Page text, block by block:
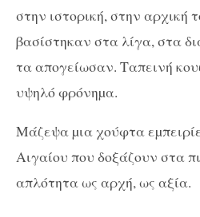
στην ιστορική, στην αρχική
βασίστηκαν στα λίγα, στα
τα απογείωσαν. Ταπεινή
υψηλό φρόνηµα.
Μάζεψα µια χούφτα
Αιγαίου που δοξάζουν στα
απλότητα ως αρχή, ως αξία.